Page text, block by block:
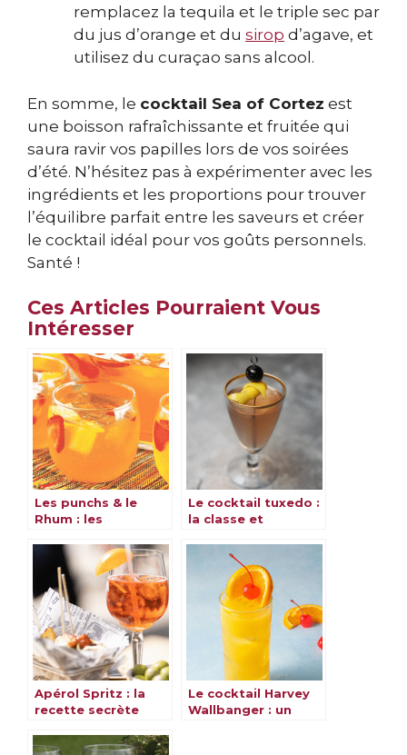
remplacez la tequila et le triple sec par
du jus d’orange et du sirop d’agave, et
utilisez du curaçao sans alcool.
En somme, le cocktail Sea of Cortez est
une boisson rafraîchissante et fruitée qui
saura ravir vos papilles lors de vos soirées
d’été. N’hésitez pas à expérimenter avec les
ingrédients et les proportions pour trouver
l’équilibre parfait entre les saveurs et créer
le cocktail idéal pour vos goûts personnels.
Santé !
Ces Articles Pourraient Vous
Intéresser
Les punchs & le
Rhum : les
Le cocktail tuxedo :
la classe et
Apérol Spritz : la
recette secrète
inoubliable
Le cocktail Harvey
Wallbanger : un